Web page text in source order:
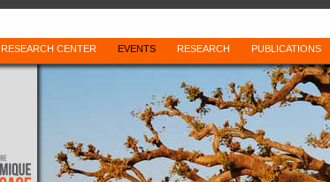
RESEARCH CENTER EVENTS RESEARCH PUBLICATIONS